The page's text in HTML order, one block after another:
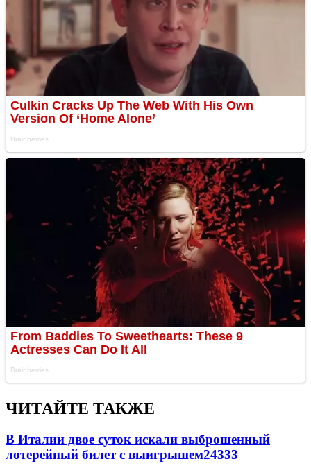
ЧИТАЙТЕ ТАКЖЕ
В Италии двое суток искали выброшенный
лотерейный билет с выигрышем24333